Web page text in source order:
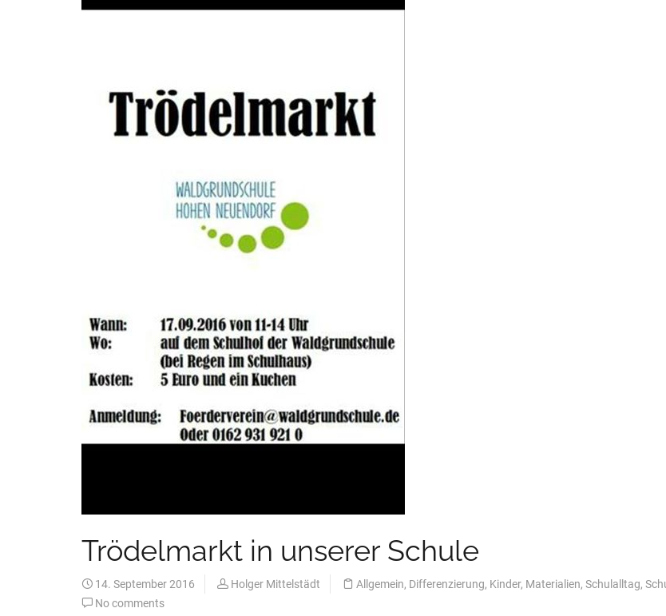
Trödelmarkt in unserer Schule
14. September 2016 Holger Mittelstädt Allgemein, Differenzierung, Kinder, Materialien, Schulalltag,
No comments